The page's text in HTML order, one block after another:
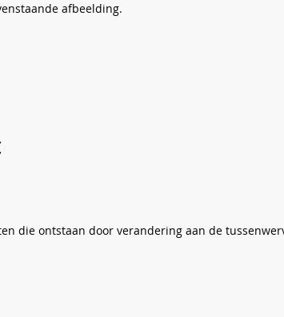
afbeelding.
die ontstaan door verandering aan de